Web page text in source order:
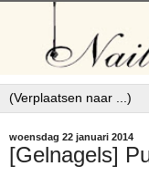
woensdag 22 januari 2014
[Gelnagels]